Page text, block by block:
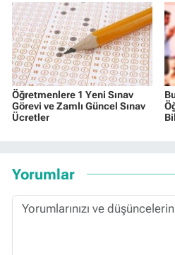
Öğretmenlere 1 Yeni Sınav
Görevi ve Zamlı Güncel Sınav
Ücretler
Yorumlar